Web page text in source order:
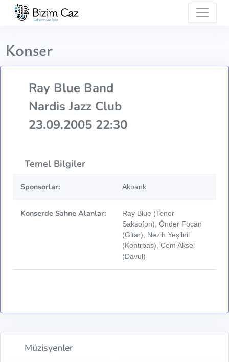
Konser
Ray Blue Band
Nardis Jazz Club
23.09.2005 22:30
Temel Bilgiler
Sponsorlar: Akbank
Konserde Sahne Alanlar:
Ray Blue (Tenor
Saksofon), Önder Focan
(Gitar), Nezih Yeşilnil
(Kontrbas), Cem Aksel
(Davul)
Müzisyenler